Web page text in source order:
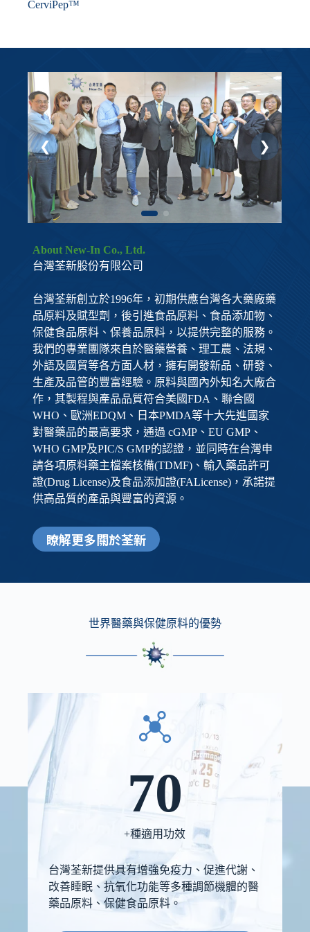
CerviPep™
About New-In Co., Ltd.
台灣荃新股份有限公司
台灣荃新創立於1996年，初期供應台灣各大藥廠藥
品原料及賦型劑，後引進食品原料、食品添加物、
保健食品原料、保養品原料，以提供完整的服務。
我們的專業團隊來自於醫藥營養、理工農、法規、
外語及國貿等各方面人材，擁有開發新品、研發、
生產及品管的豐富經驗。原料與國內外知名大廠合
作，其製程與產品品質符合美國FDA、聯合國
WHO、歐洲EDQM、日本PMDA等十大先進國家
對醫藥品的最高要求，通過 cGMP、EU GMP、
WHO GMP及PIC/S GMP的認證，並同時在台灣申
請各項原料藥主檔案核備(TDMF)、輸入藥品許可
證(Drug License)及食品添加證(FALicense)，承諾提
供高品質的產品與豐富的資源。
瞭解更多關於荃新
世界醫藥與保健原料的優勢
70
+種適用功效
台灣荃新提供具有增強免疫力、促進代謝、
改善睡眠、抗氧化功能等多種調節機體的醫
藥品原料、保健食品原料。